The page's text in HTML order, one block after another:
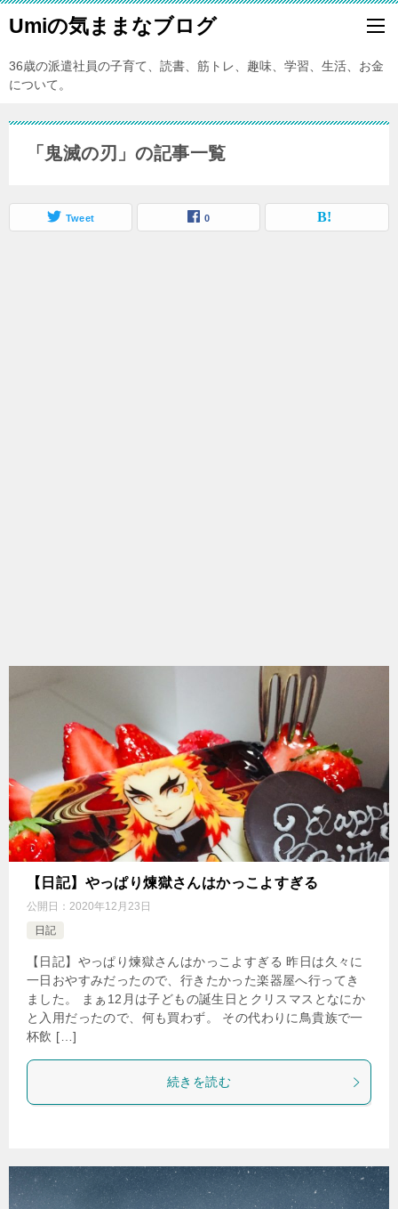
Umiの気ままなブログ
36歳の派遣社員の子育て、読書、筋トレ、趣味、学習、生活、お金
について。
「鬼滅の刃」の記事一覧
Tweet 0
【日記】やっぱり煉獄さんはかっこよすぎる
公開日： 2020年12月23日
日記
【日記】やっぱり煉獄さんはかっこよすぎる 昨日は久々に
一日おやすみだったので、行きたかった楽器屋へ行ってき
ました。 まぁ12月は子どもの誕生日とクリスマスとなにか
と入用だったので、何も買わず。 その代わりに鳥貴族で一
杯飲 […]
続きを読む